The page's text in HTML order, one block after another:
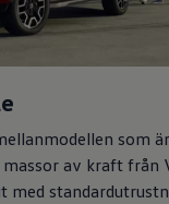
som
av kraft från
med